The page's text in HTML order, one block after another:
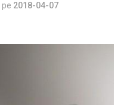
pe 2018-04-07